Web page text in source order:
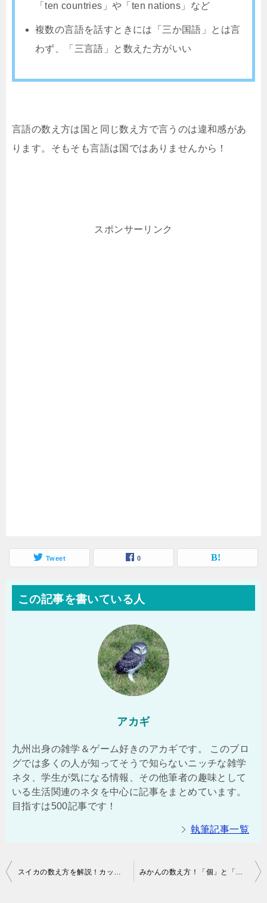
「ten countries」や「ten nations」など
複数の言語を話すときには「三か国語」とは言
わず、「三言語」と数えた方がいい
言語の数え方は国と同じ数え方で言うのは違和感があ
ります。そもそも言語は国ではありませんから！
スポンサーリンク
Tweet 0
この記事を書いている人
アカギ
九州出身の雑学＆ゲーム好きのアカギです。 このブロ
グでは多くの人が知ってそうで知らないニッチな雑学
ネタ、学生が気になる情報、その他筆者の趣味として
いる生活関連のネタを中心に記事をまとめています。
目指すは500記事です！
執筆記事一覧
投
スイカの数え方を解説！カットする前後でどう変わる？ みかんの数え方！「個」と「房」は両方使うの？